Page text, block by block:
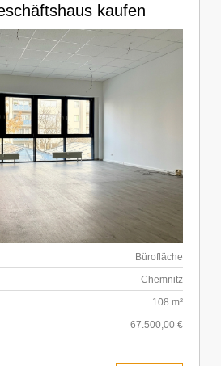
kaufen
Bürofläche
Chemnitz
108 m²
67.500,00 €